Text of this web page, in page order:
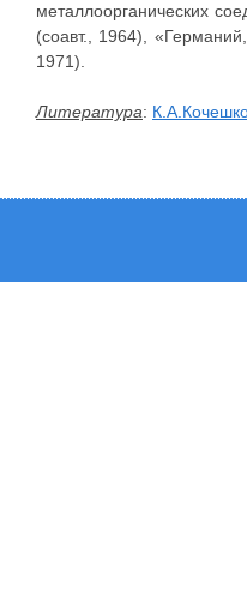
металлоорганических
(соавт., 1964),
1971).
Литература: